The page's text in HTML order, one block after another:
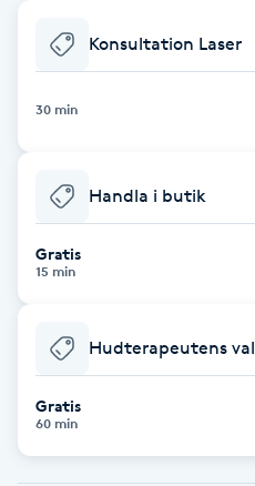
Babylights
Balayage
Barber
BIAB
Blowout
Konsultation Laser
30 min
Handla i butik
Gratis
15 min
Hudterapeutens val
Gratis
60 min